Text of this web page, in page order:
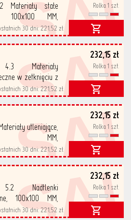
Materiały stałe
100x100 MM,
PP
30 dni:221,52 zł
Rolka 1 szt.
232,15 zł
Materiały
w zetknięciu z
MM,
PP
30 dni:221,52 zł
Rolka 1 szt.
232,15 zł
utleniające,
MM,
PP
30 dni:221,52 zł
Rolka 1 szt.
232,15 zł
Nadtlenki
100x100 MM,
PP
30 dni:221,52 zł
Rolka 1 szt.